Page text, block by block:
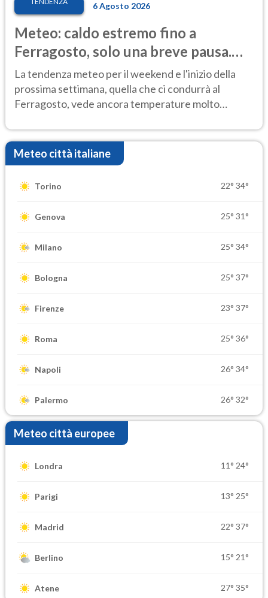
6 Agosto 2026
Meteo: caldo estremo fino a
Ferragosto, solo una breve pausa.
Ecco dove
La tendenza meteo per il weekend e l'inizio della
prossima settimana, quella che ci condurrà al
Ferragosto, vede ancora temperature molto
Meteo città italiane
Torino 22° 34°
Genova 25° 31°
Milano 25° 34°
Bologna 25° 37°
Firenze 23° 37°
Roma 25° 36°
Napoli 26° 34°
Palermo 26° 32°
Meteo città europee
Londra 11° 24°
Parigi 13° 25°
Madrid 22° 37°
Berlino 15° 21°
Atene 27° 35°